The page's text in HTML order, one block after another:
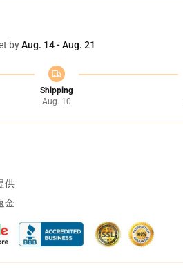
byAug. 14 - Aug. 21
Shipping
Aug. 10
供
金